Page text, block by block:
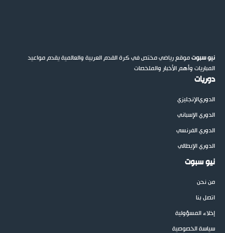
نيو سبوتموقع رياضي مختص في كرة القدم العربية والعالمية يقدم مواعيد
المباريات وأهم الأخبار والملخصات
دوريات
الدوريالإنجليزي
الدوري الإسباني
الدوري الفرنسي
الدوري الإيطالي
نيو سبوت
من نحن
اتصل بنا
إخلاء المسؤولية
سياسة الخصوصية